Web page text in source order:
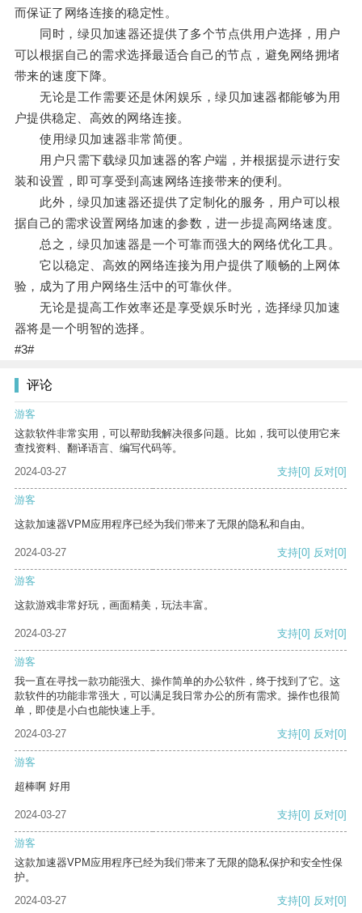
而保证了网络连接的稳定性。
同时，绿贝加速器还提供了多个节点供用户选择，用户
可以根据自己的需求选择最适合自己的节点，避免网络拥堵
带来的速度下降。
无论是工作需要还是休闲娱乐，绿贝加速器都能够为用
户提供稳定、高效的网络连接。
使用绿贝加速器非常简便。
用户只需下载绿贝加速器的客户端，并根据提示进行安
装和设置，即可享受到高速网络连接带来的便利。
此外，绿贝加速器还提供了定制化的服务，用户可以根
据自己的需求设置网络加速的参数，进一步提高网络速度。
总之，绿贝加速器是一个可靠而强大的网络优化工具。
它以稳定、高效的网络连接为用户提供了顺畅的上网体
验，成为了用户网络生活中的可靠伙伴。
无论是提高工作效率还是享受娱乐时光，选择绿贝加速
器将是一个明智的选择。
#3#
评论
游客
这款软件非常实用，可以帮助我解决很多问题。比如，我可以使用它来
查找资料、翻译语言、编写代码等。
2024-03-27
支持[0] 反对[0]
游客
这款加速器VPM应用程序已经为我们带来了无限的隐私和自由。
2024-03-27 支持[0] 反对[0]
游客
这款游戏非常好玩，画面精美，玩法丰富。
2024-03-27 支持[0] 反对[0]
游客
我一直在寻找一款功能强大、操作简单的办公软件，终于找到了它。这
款软件的功能非常强大，可以满足我日常办公的所有需求。操作也很简
单，即使是小白也能快速上手。
2024-03-27
支持[0] 反对[0]
游客
超棒啊 好用
2024-03-27 支持[0] 反对[0]
游客
这款加速器VPM应用程序已经为我们带来了无限的隐私保护和安全性保
护。
2024-03-27
支持[0] 反对[0]